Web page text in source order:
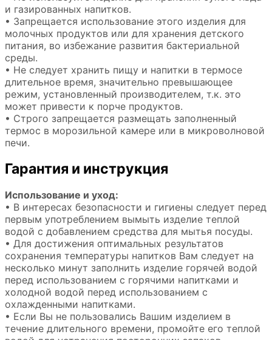
и газированных напитков.
• Запрещается использование этого изделия для
молочных продуктов или для хранения детского
питания, во избежание развития бактериальной
среды.
• Не следует хранить пищу и напитки в термосе
длительное время, значительно превышающее
режим, установленный производителем, т.к. это
может привести к порче продуктов.
• Строго запрещается размещать заполненный
термос в морозильной камере или в микроволновой
печи.
Гарантия и инструкция
Использование и уход:
• В интересах безопасности и гигиены следует перед
первым употреблением вымыть изделие теплой
водой с добавлением средства для мытья посуды.
• Для достижения оптимальных результатов
сохранения температуры напитков Вам следует на
несколько минут заполнить изделие горячей водой
перед использованием с горячими напитками и
холодной водой перед использованием с
охлажденными напитками.
• Если Вы не пользовались Вашим изделием в
течение длительного времени, промойте его теплой